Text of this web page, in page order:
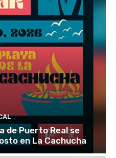
de Puerto Real se
en La Cachucha